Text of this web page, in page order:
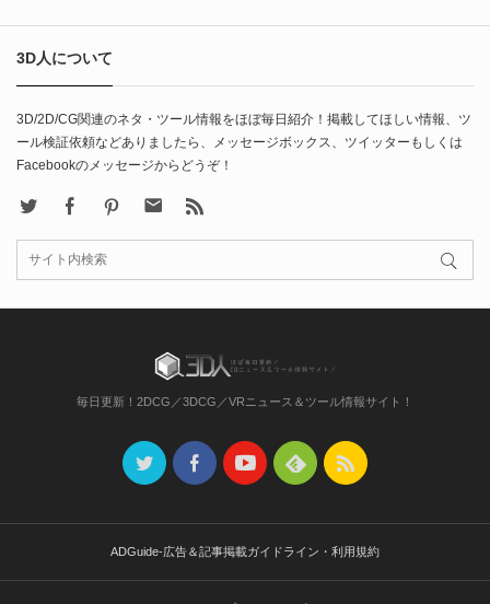
3D人について
3D/2D/CG関連のネタ・ツール情報をほぼ毎日紹介！掲載してほしい情報、ツ
ール検証依頼などありましたら、メッセージボックス、ツイッターもしくは
Facebookのメッセージからどうぞ！
FacebookPinterest Contact
毎日更新！2DCG／3DCG／VRニュース＆ツール情報サイト！
ADGuide-広告＆記事掲載ガイドライン・利用規約